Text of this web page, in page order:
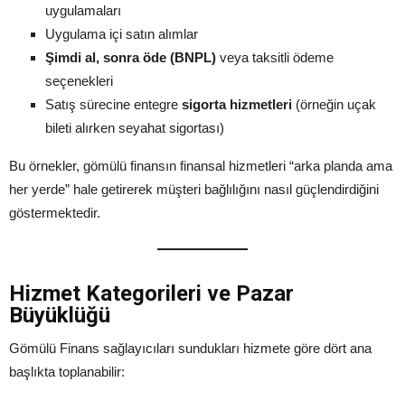
uygulamaları
Uygulama içi satın alımlar
Şimdi al, sonra öde (BNPL) veya taksitli ödeme
seçenekleri
Satış sürecine entegre sigorta hizmetleri (örneğin uçak
bileti alırken seyahat sigortası)
Bu örnekler, gömülü finansın finansal hizmetleri “arka planda ama
her yerde” hale getirerek müşteri bağlılığını nasıl güçlendirdiğini
göstermektedir.
Hizmet Kategorileri ve Pazar
Büyüklüğü
Gömülü Finans sağlayıcıları sundukları hizmete göre dört ana
başlıkta toplanabilir: